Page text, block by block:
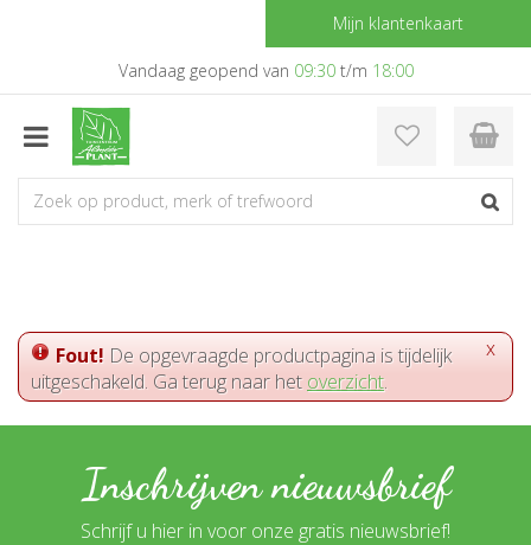
a
Mijn klantenkaart
Vandaag geopend van 09:30t/m 18:00
x
Fout! De opgevraagde productpagina is tijdelijk
uitgeschakeld. Ga terug naar het overzicht.
Inschrijven nieuwsbrief
Schrijf u hier in voor onze gratis nieuwsbrief!